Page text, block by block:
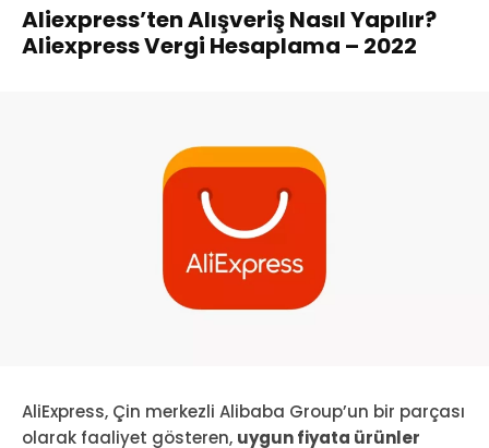
Aliexpress’ten Alışveriş Nasıl Yapılır?
Aliexpress Vergi Hesaplama – 2022
AliExpress, Çin merkezli Alibaba Group’un bir parçası
olarak faaliyet gösteren, uygun fiyata ürünler